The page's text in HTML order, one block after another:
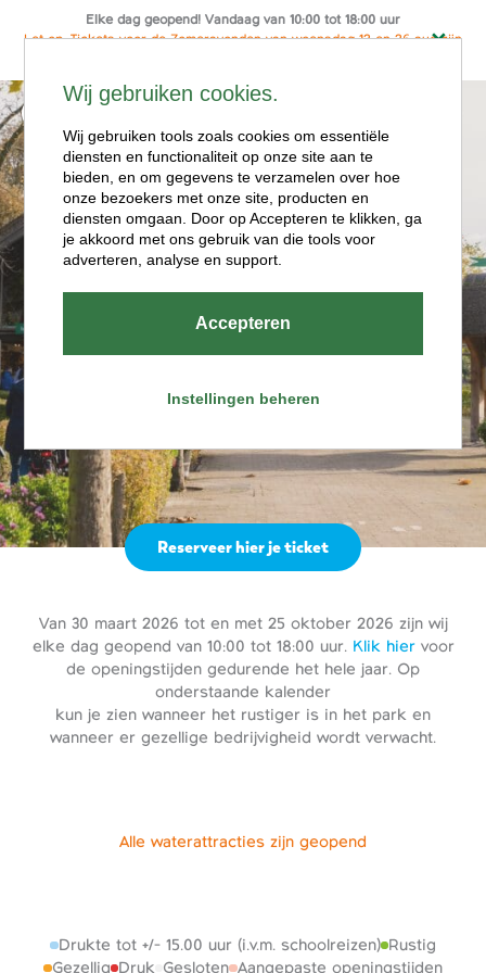
Elke dag geopend! Vandaag van 10:00 tot 18:00 uur
Let op: Tickets voor de Zomeravonden van woensdag 12 en 26 aug zijn
Ga
naar
de
inhoud
Openingstijde
n
Van 30 maart 2026 tot en met 25 oktober 2026 zijn wij
elke dag geopend van 10:00 tot 18:00 uur. Klik hiervoor
de openingstijden gedurende het hele jaar. Op
onderstaande kalender
kun je zien wanneer het rustiger is in het park en
wanneer er gezellige bedrijvigheid wordt verwacht.
Reserveer hier je ticket
Alle waterattracties zijn geopend
Aangepaste openingstijden
Druk
Drukte tot +/- 15.00 uur (i.v.m. schoolreizen)
Gesloten
Gezellig
Rustig
Wij gebruiken cookies.
Wij gebruiken tools zoals cookies om essentiële
diensten en functionaliteit op onze site aan te
bieden, en om gegevens te verzamelen over hoe
onze bezoekers met onze site, producten en
diensten omgaan. Door op Accepteren te klikken, ga
je akkoord met ons gebruik van die tools voor
adverteren, analyse en support.
Accepteren
Instellingen beheren